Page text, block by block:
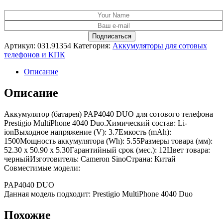
Артикул: 031.91354 Категория: Аккумуляторы для сотовых
телефонов и КПК
Описание
Описание
Аккумулятор (батарея) PAP4040 DUO для сотового телефона
Prestigio MultiPhone 4040 Duo.Химический состав: Li-
ionВыходное напряжение (V): 3.7Емкость (mAh):
1500Мощность аккумулятора (Wh): 5.55Размеры товара (мм):
52.30 x 50.90 x 5.30Гарантийный срок (мес.): 12Цвет товара:
черныйИзготовитель: Cameron SinoСтрана: Китай
Совместимые модели:
PAP4040 DUO
Данная модель подходит: Prestigio MultiPhone 4040 Duo
Похожие